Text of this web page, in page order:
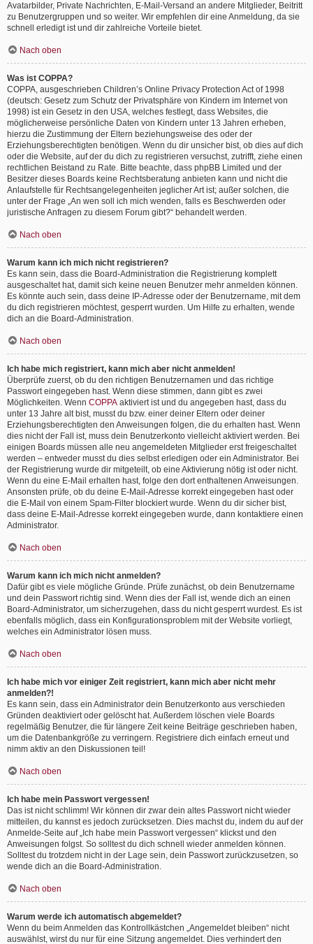
Avatarbilder, Private Nachrichten, E-Mail-Versand an andere Mitglieder, Beitritt
zu Benutzergruppen und so weiter. Wir empfehlen dir eine Anmeldung, da sie
schnell erledigt ist und dir zahlreiche Vorteile bietet.
Nach oben
Was ist COPPA?
COPPA, ausgeschrieben Children’s Online Privacy Protection Act of 1998
(deutsch: Gesetz zum Schutz der Privatsphäre von Kindern im Internet von
1998) ist ein Gesetz in den USA, welches festlegt, dass Websites, die
möglicherweise persönliche Daten von Kindern unter 13 Jahren erheben,
hierzu die Zustimmung der Eltern beziehungsweise des oder der
Erziehungsberechtigten benötigen. Wenn du dir unsicher bist, ob dies auf dich
oder die Website, auf der du dich zu registrieren versuchst, zutrifft, ziehe einen
rechtlichen Beistand zu Rate. Bitte beachte, dass phpBB Limited und der
Besitzer dieses Boards keine Rechtsberatung anbieten kann und nicht die
Anlaufstelle für Rechtsangelegenheiten jeglicher Art ist; außer solchen, die
unter der Frage „An wen soll ich mich wenden, falls es Beschwerden oder
juristische Anfragen zu diesem Forum gibt?“ behandelt werden.
Nach oben
Warum kann ich mich nicht registrieren?
Es kann sein, dass die Board-Administration die Registrierung komplett
ausgeschaltet hat, damit sich keine neuen Benutzer mehr anmelden können.
Es könnte auch sein, dass deine IP-Adresse oder der Benutzername, mit dem
du dich registrieren möchtest, gesperrt wurden. Um Hilfe zu erhalten, wende
dich an die Board-Administration.
Nach oben
Ich habe mich registriert, kann mich aber nicht anmelden!
Überprüfe zuerst, ob du den richtigen Benutzernamen und das richtige
Passwort eingegeben hast. Wenn diese stimmen, dann gibt es zwei
Möglichkeiten. Wenn COPPA aktiviert ist und du angegeben hast, dass du
unter 13 Jahre alt bist, musst du bzw. einer deiner Eltern oder deiner
Erziehungsberechtigten den Anweisungen folgen, die du erhalten hast. Wenn
dies nicht der Fall ist, muss dein Benutzerkonto vielleicht aktiviert werden. Bei
einigen Boards müssen alle neu angemeldeten Mitglieder erst freigeschaltet
werden – entweder musst du dies selbst erledigen oder ein Administrator. Bei
der Registrierung wurde dir mitgeteilt, ob eine Aktivierung nötig ist oder nicht.
Wenn du eine E-Mail erhalten hast, folge den dort enthaltenen Anweisungen.
Ansonsten prüfe, ob du deine E-Mail-Adresse korrekt eingegeben hast oder
die E-Mail von einem Spam-Filter blockiert wurde. Wenn du dir sicher bist,
dass deine E-Mail-Adresse korrekt eingegeben wurde, dann kontaktiere einen
Administrator.
Nach oben
Warum kann ich mich nicht anmelden?
Dafür gibt es viele mögliche Gründe. Prüfe zunächst, ob dein Benutzername
und dein Passwort richtig sind. Wenn dies der Fall ist, wende dich an einen
Board-Administrator, um sicherzugehen, dass du nicht gesperrt wurdest. Es ist
ebenfalls möglich, dass ein Konfigurationsproblem mit der Website vorliegt,
welches ein Administrator lösen muss.
Nach oben
Ich habe mich vor einiger Zeit registriert, kann mich aber nicht mehr
anmelden?!
Es kann sein, dass ein Administrator dein Benutzerkonto aus verschieden
Gründen deaktiviert oder gelöscht hat. Außerdem löschen viele Boards
regelmäßig Benutzer, die für längere Zeit keine Beiträge geschrieben haben,
um die Datenbankgröße zu verringern. Registriere dich einfach erneut und
nimm aktiv an den Diskussionen teil!
Nach oben
Ich habe mein Passwort vergessen!
Das ist nicht schlimm! Wir können dir zwar dein altes Passwort nicht wieder
mitteilen, du kannst es jedoch zurücksetzen. Dies machst du, indem du auf der
Anmelde-Seite auf „Ich habe mein Passwort vergessen“ klickst und den
Anweisungen folgst. So solltest du dich schnell wieder anmelden können.
Solltest du trotzdem nicht in der Lage sein, dein Passwort zurückzusetzen, so
wende dich an die Board-Administration.
Nach oben
Warum werde ich automatisch abgemeldet?
Wenn du beim Anmelden das Kontrollkästchen „Angemeldet bleiben“ nicht
auswählst, wirst du nur für eine Sitzung angemeldet. Dies verhindert den